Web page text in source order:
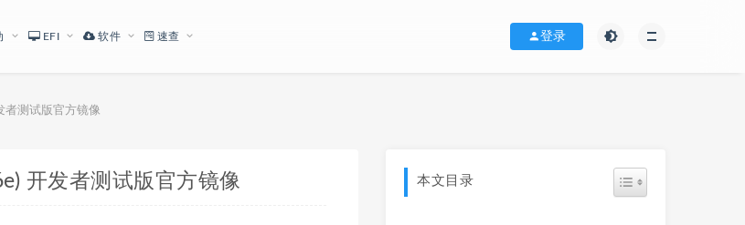
EFI 软件 速查 登录
者测试版官方镜像
开发者测试版官方镜像 本文目录